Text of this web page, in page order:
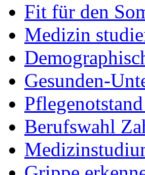
Fit für den
Medizin
Gesunden-
Berufswahl